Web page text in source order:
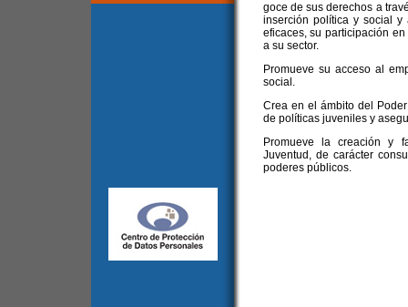
goce de sus derechos a
inserción política y social y
eficaces, su participación
a su sector.
Promueve su acceso al
social.
Crea en el ámbito del
de políticas juveniles y
Promueve la creación y
Juventud, de carácter
poderes públicos.